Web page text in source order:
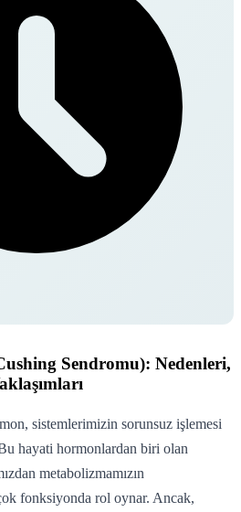
Sendromu): Nedenleri,
sistemlerimizin sorunsuz işlemesi
hayati hormonlardan biri olan
metabolizmamızın
fonksiyonda rol oynar. Ancak,